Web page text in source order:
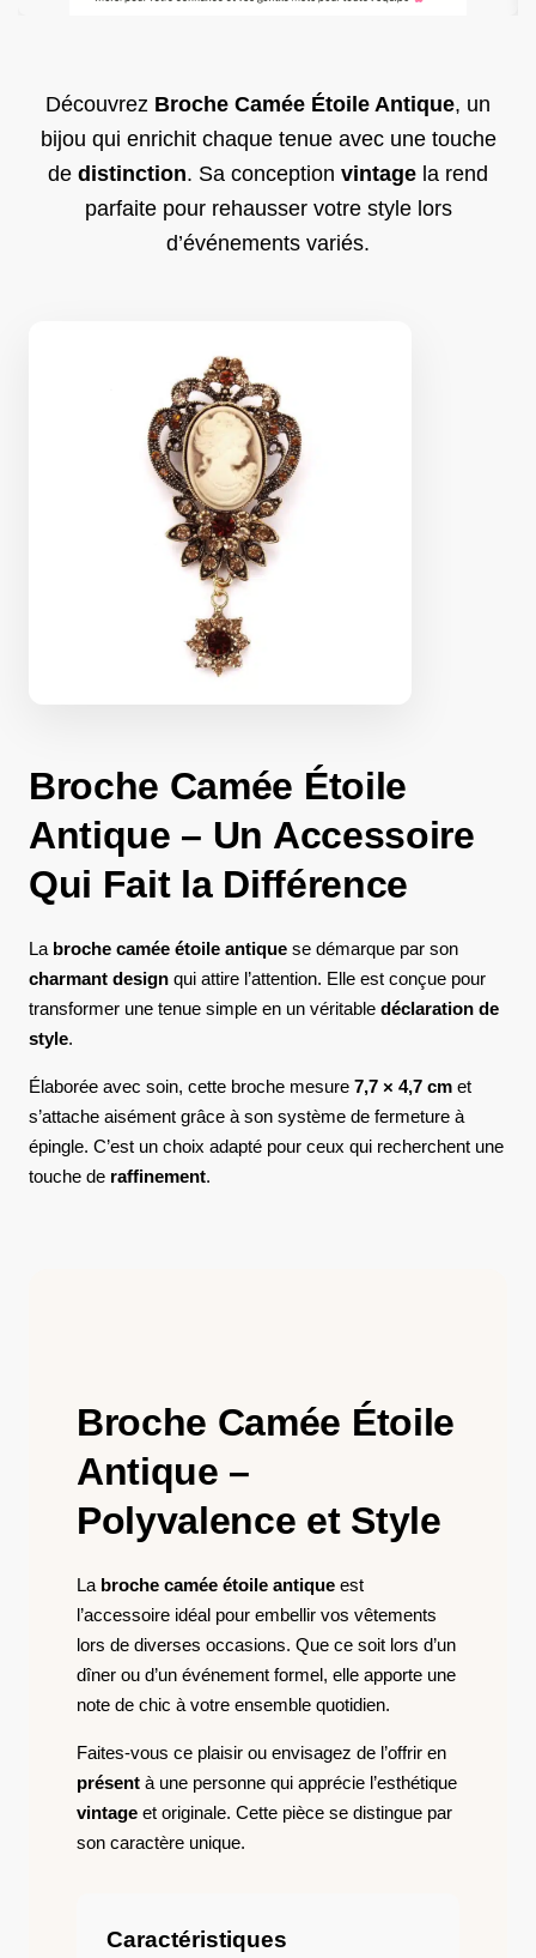
Découvrez Broche Camée Étoile Antique, un
bijou qui enrichit chaque tenue avec une touche
de distinction. Sa conception vintage la rend
parfaite pour rehausser votre style lors
d’événements variés.
Broche Camée Étoile
Antique – Un Accessoire
Qui Fait la Différence
La broche camée étoile antique se démarque par son
charmant design qui attire l’attention. Elle est conçue pour
transformer une tenue simple en un véritable déclaration de
style.
Élaborée avec soin, cette broche mesure 7,7 × 4,7 cm et
s’attache aisément grâce à son système de fermeture à
épingle. C’est un choix adapté pour ceux qui recherchent une
touche de raffinement.
Broche Camée Étoile
Antique –
Polyvalence et Style
La broche camée étoile antique est
l’accessoire idéal pour embellir vos vêtements
lors de diverses occasions. Que ce soit lors d’un
dîner ou d’un événement formel, elle apporte une
note de chic à votre ensemble quotidien.
Faites-vous ce plaisir ou envisagez de l’offrir en
présent à une personne qui apprécie l’esthétique
vintage et originale. Cette pièce se distingue par
son caractère unique.
Caractéristiques